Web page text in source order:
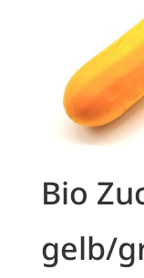
Bio
gelb/